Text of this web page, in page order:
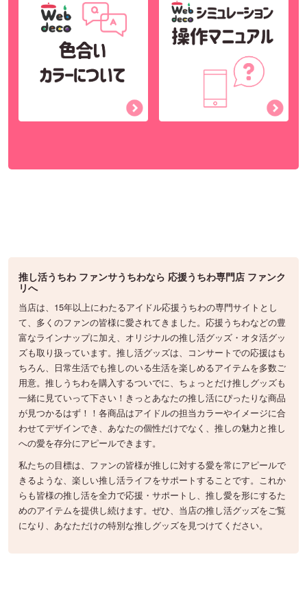
推し活うちわ ファンサうちわなら 応援うちわ専門店 ファンク
リへ
当店は、15年以上にわたるアイドル応援うちわの専門サイトとし
て、多くのファンの皆様に愛されてきました。応援うちわなどの豊
富なラインナップに加え、オリジナルの推し活グッズ・オタ活グッ
ズも取り扱っています。推し活グッズは、コンサートでの応援はも
ちろん、日常生活でも推しのいる生活を楽しめるアイテムを多数ご
用意。推しうちわを購入するついでに、ちょっとだけ推しグッズも
一緒に見ていって下さい！きっとあなたの推し活にぴったりな商品
が見つかるはず！！各商品はアイドルの担当カラーやイメージに合
わせてデザインでき、あなたの個性だけでなく、推しの魅力と推し
への愛を存分にアピールできます。
私たちの目標は、ファンの皆様が推しに対する愛を常にアピールで
きるような、楽しい推し活ライフをサポートすることです。これか
らも皆様の推し活を全力で応援・サポートし、推し愛を形にするた
めのアイテムを提供し続けます。ぜひ、当店の推し活グッズをご覧
になり、あなただけの特別な推しグッズを見つけてください。